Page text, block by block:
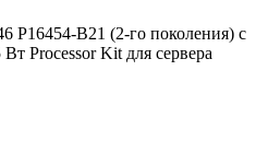
P16454-B21 (2-го поколения) с
Processor Kit для сервера